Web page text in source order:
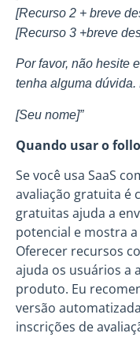
[Recurso 2 + breve
[Recurso 3 +breve
Por favor, não hesite
tenha alguma
[Seu nome]”
Quando usar o
Se você usa SaaS
avaliação gratuita é
gratuitas ajuda a
potencial e mostra
Oferecer recursos
ajuda os usuários a
produto. Eu
versão
inscrições de